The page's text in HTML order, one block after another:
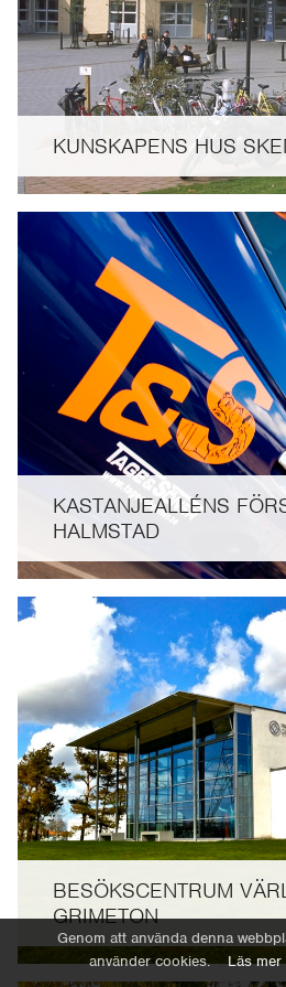
Genom att använda denna
använder cookies.
Läs mer
KUNSKAPENS HUS
KASTANJEALLÉNS
HALMSTAD
BESÖKSCENTRUM
GRIMETON